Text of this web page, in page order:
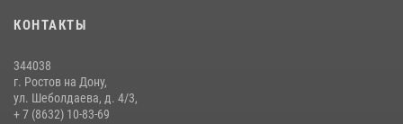
В донской столице Росгвардия приняла участие в оперативно-
профилактических мероприятиях в районе рынков «Темерник»
27 июля 2026, 12:35
КОНТАКТЫ
344038
г. Ростов на Дону,
ул. Шеболдаева, д. 4/3,
+ 7 (8632) 10-83-69